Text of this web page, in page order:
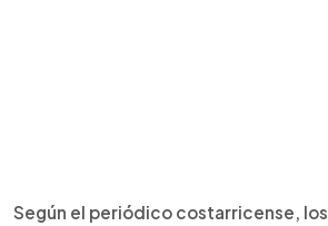
Según el periódico costarricense,